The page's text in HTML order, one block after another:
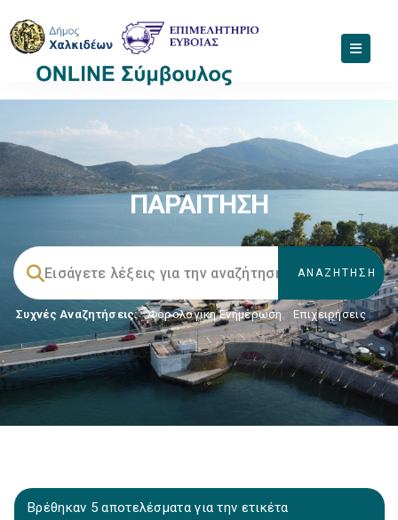
ΠΑΡΑΙΤΗΣΗ
Συχνές Αναζητήσεις: Φορολογικη Ενημέρωση, Επιχειρήσεις
Βρέθηκαν 5 αποτελέσματα για την ετικέτα